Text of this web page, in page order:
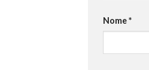
Nome*